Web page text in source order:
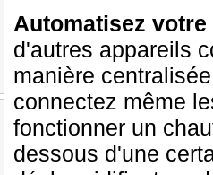
Automatisez
d'autres appareils
manière
connectez même
fonctionner un
dessous d'une